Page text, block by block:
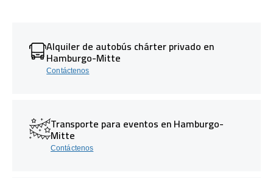
Alquiler de autobús chárter privado en
Hamburgo-Mitte
Contáctenos
Transporte para eventos en Hamburgo-
Mitte
Contáctenos